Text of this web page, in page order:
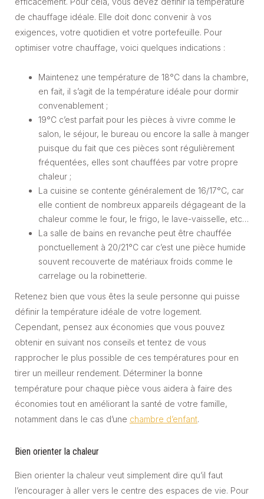
de chauffage idéale. Elle doit donc convenir à vos
exigences, votre quotidien et votre portefeuille. Pour
optimiser votre chauffage, voici quelques indications :
Maintenez une température de 18°C dans la chambre,
en fait, il s’agit de la température idéale pour dormir
convenablement ;
19°C c’est parfait pour les pièces à vivre comme le
salon, le séjour, le bureau ou encore la salle à manger
puisque du fait que ces pièces sont régulièrement
fréquentées, elles sont chauffées par votre propre
chaleur ;
La cuisine se contente généralement de 16/17°C, car
elle contient de nombreux appareils dégageant de la
chaleur comme le four, le frigo, le lave-vaisselle, etc…
La salle de bains en revanche peut être chauffée
ponctuellement à 20/21°C car c’est une pièce humide
souvent recouverte de matériaux froids comme le
carrelage ou la robinetterie.
Retenez bien que vous êtes la seule personne qui puisse
définir la température idéale de votre logement.
Cependant, pensez aux économies que vous pouvez
obtenir en suivant nos conseils et tentez de vous
rapprocher le plus possible de ces températures pour en
tirer un meilleur rendement. Déterminer la bonne
température pour chaque pièce vous aidera à faire des
économies tout en améliorant la santé de votre famille,
notamment dans le cas d’une chambre d’enfant.
Bien orienter la chaleur
Bien orienter la chaleur veut simplement dire qu’il faut
l’encourager à aller vers le centre des espaces de vie. Pour